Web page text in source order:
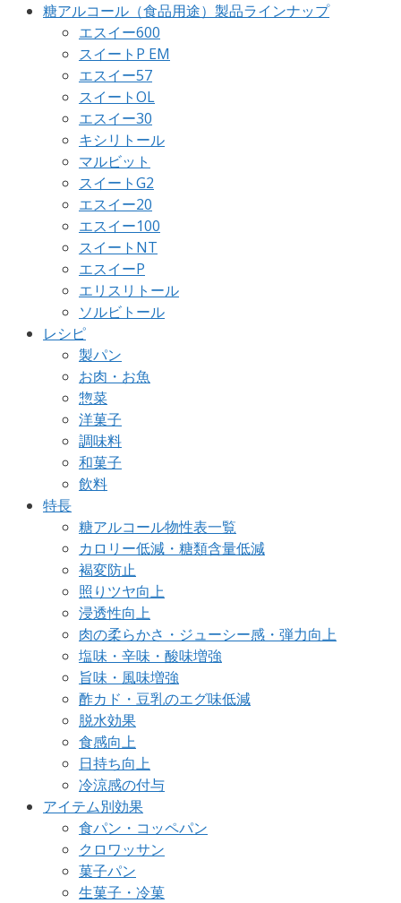
糖アルコール（食品用途）製品ラインナップ
エスイー600
スイートP EM
エスイー57
スイートOL
エスイー30
キシリトール
マルビット
スイートG2
エスイー20
エスイー100
スイートNT
エスイーP
エリスリトール
ソルビトール
レシピ
製パン
お肉・お魚
惣菜
洋菓子
調味料
和菓子
飲料
特長
糖アルコール物性表一覧
カロリー低減・糖類含量低減
褐変防止
照りツヤ向上
浸透性向上
肉の柔らかさ・ジューシー感・弾力向上
塩味・辛味・酸味増強
旨味・風味増強
酢カド・豆乳のエグ味低減
脱水効果
食感向上
日持ち向上
冷涼感の付与
アイテム別効果
食パン・コッペパン
クロワッサン
菓子パン
生菓子・冷菓